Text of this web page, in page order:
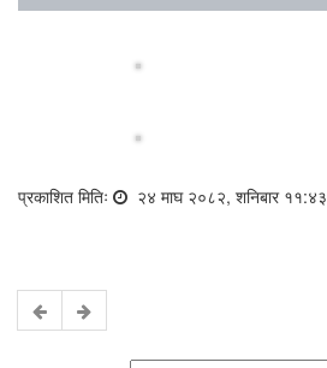
प्रकाशित मितिः २४ माघ २०८२, शनिबार ११:४३